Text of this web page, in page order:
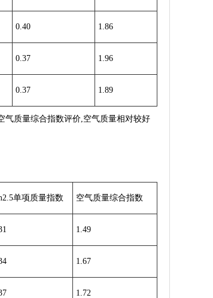
0.40 1.86
0.37 1.96
0.37 1.89
气质量综合指数评价,空气质量相对较好
单项质量指数 空气质量综合指数
1.49
1.67
1.72